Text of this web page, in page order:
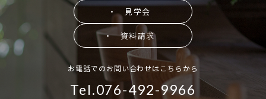
・ 見学会
・ 資料請求
お電話でのお問い合わせはこちらから
Tel.076-492-9966